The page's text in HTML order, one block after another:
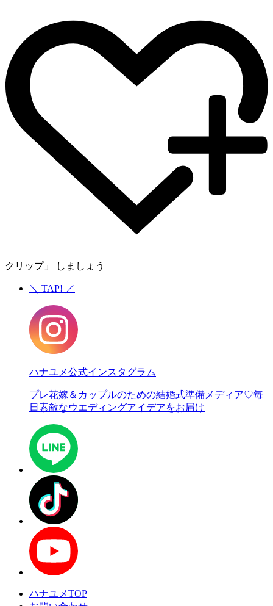
クリップ」 しましょう
＼ TAP! ／
ハナユメ公式インスタグラム
プレ花嫁＆カップルのための結婚式準備メディア♡毎
日素敵なウエディングアイデアをお届け
ハナユメTOP